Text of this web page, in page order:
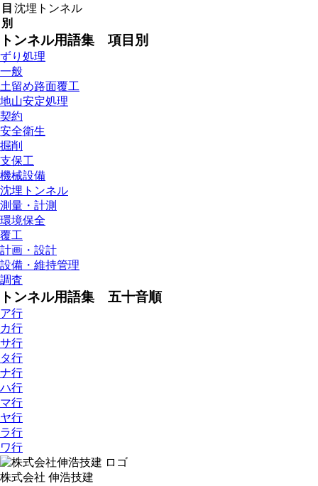
目
別
沈埋トンネル
トンネル用語集 項目別
ずり処理
一般
土留め路面覆工
地山安定処理
契約
安全衛生
掘削
支保工
機械設備
沈埋トンネル
測量・計測
環境保全
覆工
計画・設計
設備・維持管理
調査
トンネル用語集 五十音順
ア行
カ行
サ行
タ行
ナ行
ハ行
マ行
ヤ行
ラ行
ワ行
株式会社 伸浩技建